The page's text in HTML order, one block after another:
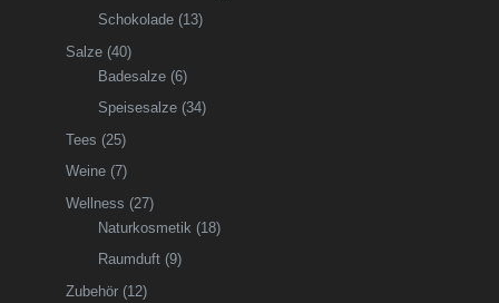
Schokolade (13)
Salze (40)
Badesalze (6)
Speisesalze (34)
Tees (25)
Weine (7)
Wellness (27)
Naturkosmetik (18)
Raumduft (9)
Zubehör (12)